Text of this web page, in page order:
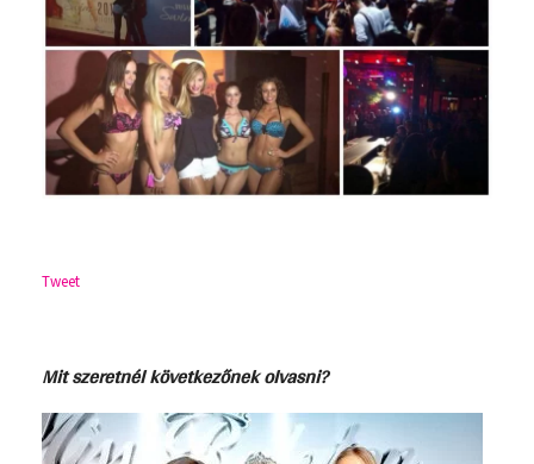
Tweet
Mit szeretnél következőnek olvasni?